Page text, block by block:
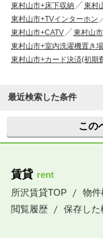
東村山市+床下収納
東村
東村山市+TVインターホン
東村山市+CATV
東村山
東村山市+室内洗濯機置き場
東村山市+カード決済(初期
最近検索した条件
この
賃貸 rent
所沢賃貸TOP
物件
閲覧履歴
保存した